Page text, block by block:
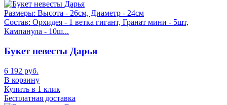
Размеры: Высота - 26см, Диаметр - 24см
Состав: Орхидея - 1 ветка гигант, Гранат мини - 5шт,
Кампанула - 10ш...
Букет невесты Дарья
6 192 руб.
В корзину
Купить в 1 клик
Бесплатная доставка